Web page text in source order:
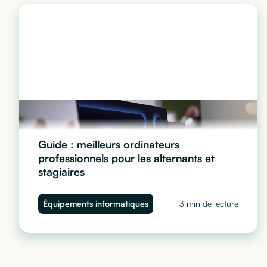
Guide : meilleurs ordinateurs
professionnels pour les alternants et
stagiaires
Quel ordinateur choisir pour vos stagiaires et alternants
? Performance, sécurité et budget : découvrez notre
guide complet pour équiper vos juniors sans impacter
Équipements informatiques 3 min de lecture